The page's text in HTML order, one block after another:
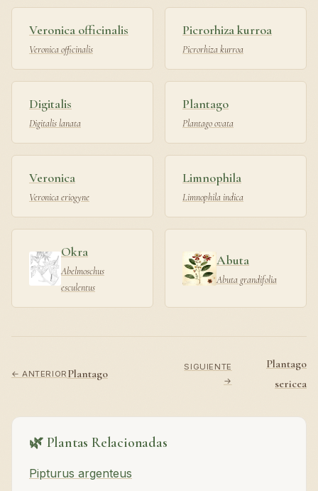
Veronica officinalis
Veronica officinalis
Picrorhiza kurroa
Picrorhiza kurroa
Digitalis
Digitalis lanata
Plantago
Plantago ovata
Veronica
Veronica eriogyne
Limnophila
Limnophila indica
Okra
Abelmoschus
esculentus
Abuta
Abuta grandifolia
← ANTERIORPlantago
SIGUIENTE
→
Plantago
sericea
🌿 Plantas Relacionadas
Pipturus argenteus